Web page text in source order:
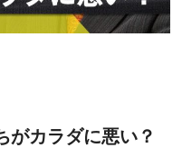
がカラダに悪い？